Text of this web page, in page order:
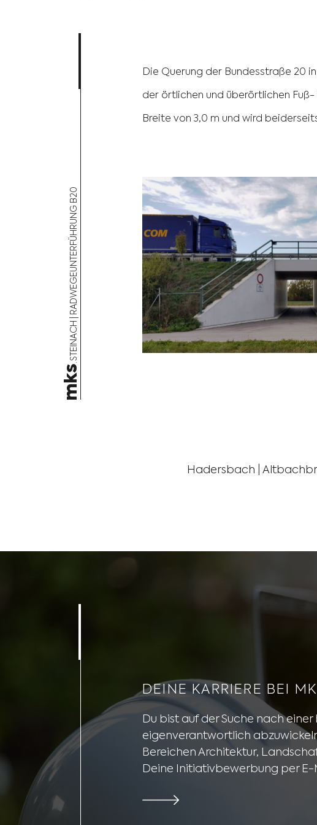
mks
. STEINACH | RADWEGEUNTERFÜHRUNG B20
Die Querung der Bundesstraße 20
der örtlichen und überörtlichen
Breite von 3,0 m und wird
Hadersbach |
DEINE KARRIERE BEI
Du bist auf der Suche nach
eigenverantwortlich
Bereichen Architektur,
Deine Initiativbewerbung per